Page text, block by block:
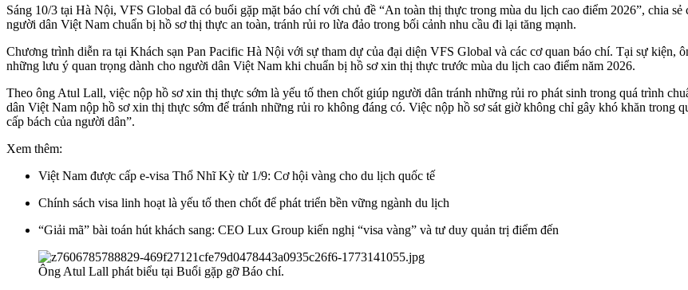
Sáng 10/3 tại Hà Nội, VFS Global đã có buổi gặp mặt báo chí với chủ đề “An toàn thị thực trong mùa du lịch cao điểm 2026”, chia
người dân Việt Nam chuẩn bị hồ sơ thị thực an toàn, tránh rủi ro lừa đảo trong bối cảnh nhu cầu đi lại tăng mạnh.
Chương trình diễn ra tại Khách sạn Pan Pacific Hà Nội với sự tham dự của đại diện VFS Global và các cơ quan báo chí. Tại sự
những lưu ý quan trọng dành cho người dân Việt Nam khi chuẩn bị hồ sơ xin thị thực trước mùa du lịch cao điểm năm 2026.
Theo ông Atul Lall, việc nộp hồ sơ xin thị thực sớm là yếu tố then chốt giúp người dân tránh những rủi ro phát sinh trong quá trình
dân Việt Nam nộp hồ sơ xin thị thực sớm để tránh những rủi ro không đáng có. Việc nộp hồ sơ sát giờ không chỉ gây khó khăn
cấp bách của người dân”.
Xem thêm:
Việt Nam được cấp e-visa Thổ Nhĩ Kỳ từ 1/9: Cơ hội vàng cho du lịch quốc tế
Chính sách visa linh hoạt là yếu tố then chốt để phát triển bền vững ngành du lịch
“Giải mã” bài toán hút khách sang: CEO Lux Group kiến nghị “visa vàng” và tư duy quản trị điểm đến
Ông Atul Lall phát biểu tại Buổi gặp gỡ Báo chí.